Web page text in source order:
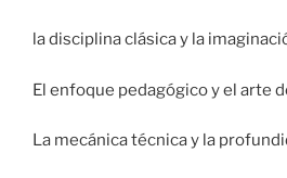
la disciplina clásica y la
El enfoque pedagógico y el arte
La mecánica técnica y la